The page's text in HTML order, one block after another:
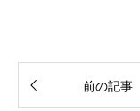
前の記事